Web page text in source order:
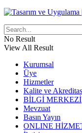
No Result
View All Result
Kurumsal
Üye
Hizmetler
Kalite ve
BİLGİ MERKEZİ
Mevzuat
Basın Yayın
ONLINE